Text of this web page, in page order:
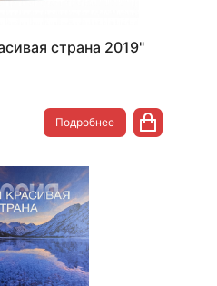
страна 2019"
Подробнее